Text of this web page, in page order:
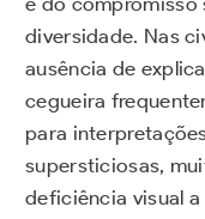
diversidade. Nas
ausência de
cegueira
para
supersticiosas,
deficiência visual